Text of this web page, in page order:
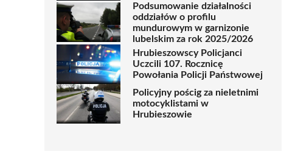
Podsumowanie działalności
oddziałów o profilu
mundurowym w garnizonie
lubelskim za rok 2025/2026
Hrubieszowscy Policjanci
Uczcili 107. Rocznicę
Powołania Policji Państwowej
Policyjny pościg za nieletnimi
motocyklistami w
Hrubieszowie